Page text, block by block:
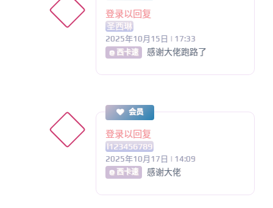
登录以回复
圣西琳
2025年10月15日 | 17:33
@ 西卡速 感谢大佬跑路了
会员
登录以回复
l123456789
2025年10月17日 | 14:09
@ 西卡速 感谢大佬